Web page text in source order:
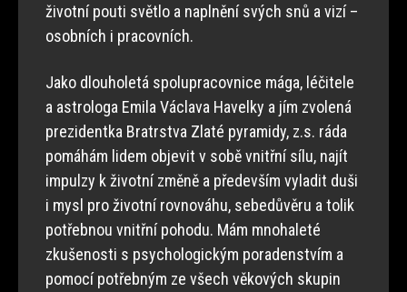
životní pouti světlo a naplnění svých snů a vizí –
osobních i pracovních.
Jako dlouholetá spolupracovnice mága, léčitele
a astrologa Emila Václava Havelky a jím zvolená
prezidentka Bratrstva Zlaté pyramidy, z.s. ráda
pomáhám lidem objevit v sobě vnitřní sílu, najít
impulzy k životní změně a především vyladit duši
i mysl pro životní rovnováhu, sebedůvěru a tolik
potřebnou vnitřní pohodu. Mám mnohaleté
zkušenosti s psychologickým poradenstvím a
pomocí potřebným ze všech věkových skupin